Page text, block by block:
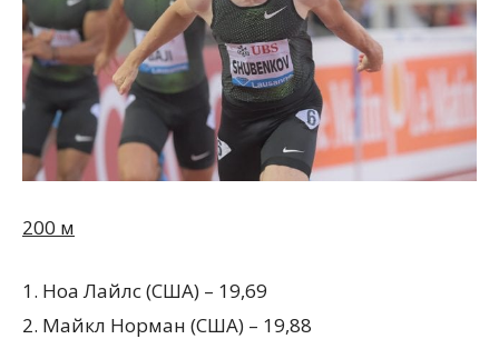
200 м
1. Ноа Лайлс (США) – 19,69
2. Майкл Норман (США) – 19,88